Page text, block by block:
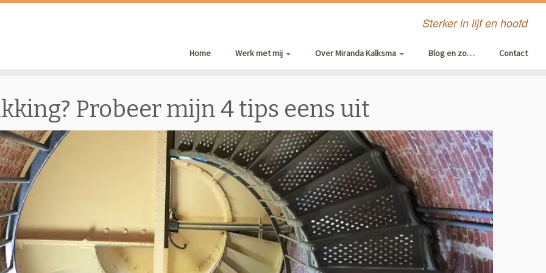
Sterker in lijf en hoofd
Home Werk met mij Over Miranda Kalksma Blog en zo… Contact
Probeer mijn 4 tips eens uit